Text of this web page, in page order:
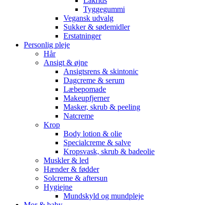
Tyggegummi
Vegansk udvalg
Sukker & sødemidler
Erstatninger
Personlig pleje
Hår
Ansigt & øjne
Ansigtsrens & skintonic
Dagcreme & serum
Læbepomade
Makeupfjerner
Masker, skrub & peeling
Natcreme
Krop
Body lotion & olie
Specialcreme & salve
Kropsvask, skrub & badeolie
Muskler & led
Hænder & fødder
Solcreme & aftersun
Hygiejne
Mundskyld og mundpleje